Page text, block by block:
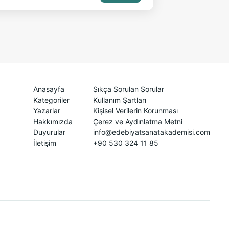
Anasayfa
Kategoriler
Yazarlar
Hakkımızda
Duyurular
İletişim
Sıkça Sorulan Sorular
Kullanım Şartları
Kişisel Verilerin Korunması
Çerez ve Aydınlatma Metni
info@edebiyatsanatakademisi.com
+90 530 324 11 85